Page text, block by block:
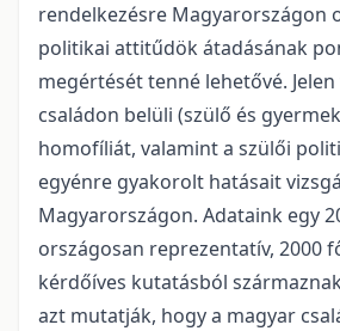
rendelkezésre Magyarországon
politikai attitűdök átadásának
megértését tenné lehetővé.
családon belüli (szülő és
homofíliát, valamint a szülői
egyénre gyakorolt hatásait
Magyarországon. Adataink egy
országosan reprezentatív, 2000
kérdőíves kutatásból
azt mutatják, hogy a magyar